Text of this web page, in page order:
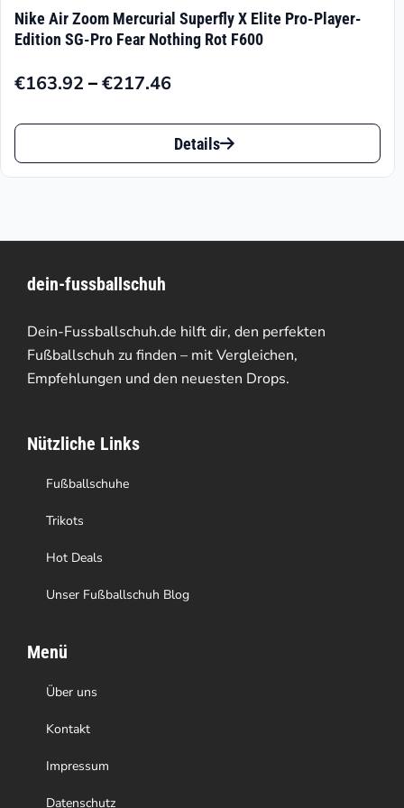
Nike Air Zoom Mercurial Superfly X Elite Pro-Player-
Edition SG-Pro Fear Nothing Rot F600
€163.92 –€217.46
Preisspanne:
€163.92
€217.46
Dieses
Produkt
auf.
Die
Optionen
können
der
Produktseite
gewählt
werden
Details
dein-fussballschuh
Dein-Fussballschuh.de hilft dir, den perfekten
Fußballschuh zu finden – mit Vergleichen,
Empfehlungen und den neuesten Drops.
Nützliche Links
Fußballschuhe
Trikots
Hot Deals
Unser Fußballschuh Blog
Menü
Über uns
Kontakt
Impressum
Datenschutz